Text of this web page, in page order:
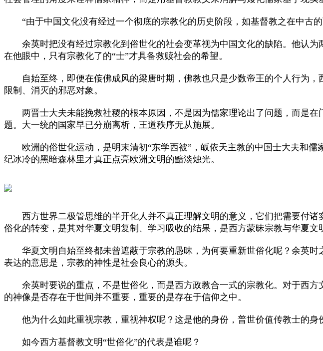
“由于中国文化没有经过一个彻底的宗教化的历史阶段，如基督教之在中古的
余英时把没有经过宗教化到俗世化的社会变革视为中国文化的缺陷。他认为
在他眼中，只有宗教化了的“士”才具备救赎社会的希望。
自始至终，即便在侫佛成风的梁唐时期，佛教也只是少数帝王的个人行为，
限制、消灭的邪恶对象。
两晋士大夫未能挽救社稷的根本原因，不是因为儒家理论出了问题，而是在
题。大一统的国家早已分崩离析，王道秩序无从施展。
欧洲的俗世化运动，是明末清初“东学西被”，皈依天主教的中国士大夫和儒
纪冰冷的黑暗森林里才真正点亮欧洲文明的黯淡烛光。
西方世界二极管思维的半开化人并不真正理解文明的意义，它们把需要付诸
俗化的转变，是其对华夏文明复制、学习吸收的结果，是西方蒙昧宗教与华夏文
华夏文明自始至终都未曾遮蔽于宗教的愚昧，为何要重新世俗化呢？余英时
表达的意思是，宗教的神性是社会良心的源头。
余英时要说的重点，不是世俗化，而是西方政教合一式的宗教化。对于西方
的神像是否存在于世间并不重要，重要的是存在于信仰之中。
他为什么如此重视宗教，重视神权呢？这是他的身份，普世价值传教士的身
如今西方基督教文明“世俗化”的代表是谁呢？